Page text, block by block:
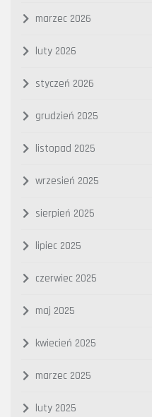
marzec 2026
luty 2026
styczeń 2026
grudzień 2025
listopad 2025
wrzesień 2025
sierpień 2025
lipiec 2025
czerwiec 2025
maj 2025
kwiecień 2025
marzec 2025
luty 2025